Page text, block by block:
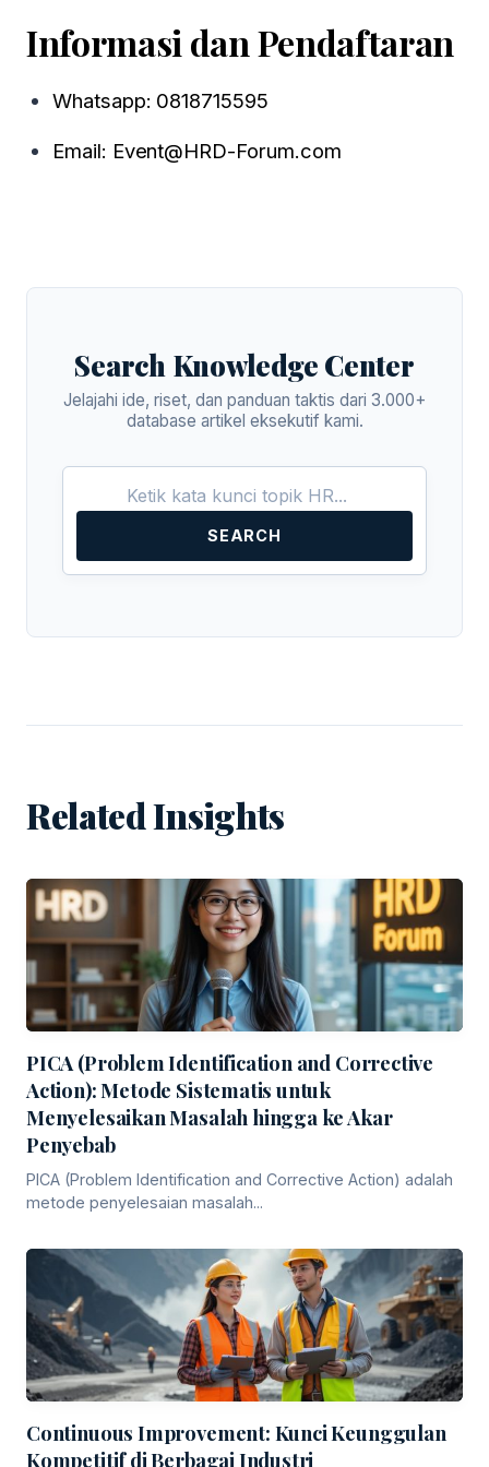
Informasi dan Pendaftaran
Whatsapp: 0818715595
Email: Event@HRD-Forum.com
Search Knowledge Center
Jelajahi ide, riset, dan panduan taktis dari 3.000+
database artikel eksekutif kami.
SEARCH
Related Insights
PICA (Problem Identification and Corrective
Action): Metode Sistematis untuk
Menyelesaikan Masalah hingga ke Akar
Penyebab
PICA (Problem Identification and Corrective Action) adalah
metode penyelesaian masalah...
Continuous Improvement: Kunci Keunggulan
Kompetitif di Berbagai Industri